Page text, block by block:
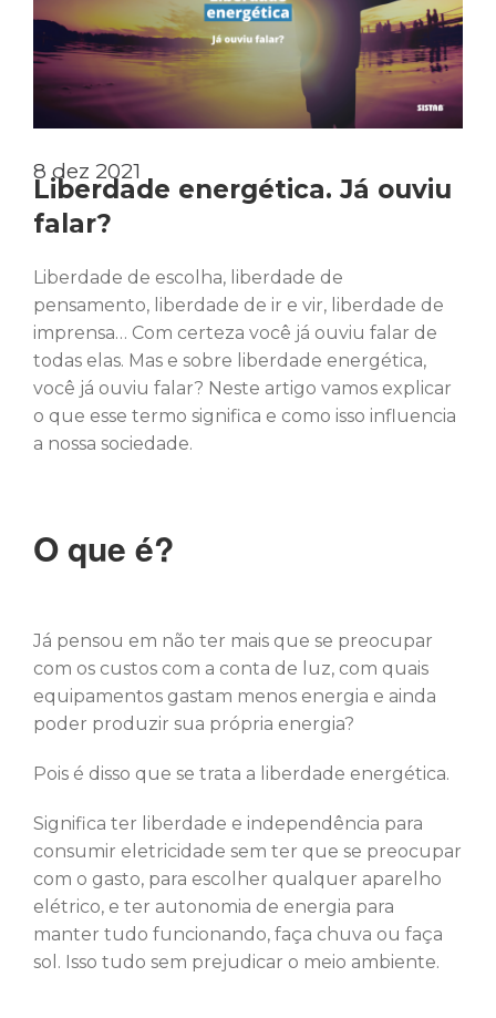
8 dez 2021
Liberdade energética. Já ouviu
falar?
Liberdade de escolha, liberdade de
pensamento, liberdade de ir e vir, liberdade de
imprensa… Com certeza você já ouviu falar de
todas elas. Mas e sobre liberdade energética,
você já ouviu falar? Neste artigo vamos explicar
o que esse termo significa e como isso influencia
a nossa sociedade.
O que é?
Já pensou em não ter mais que se preocupar
com os custos com a conta de luz, com quais
equipamentos gastam menos energia e ainda
poder produzir sua própria energia?
Pois é disso que se trata a liberdade energética.
Significa ter liberdade e independência para
consumir eletricidade sem ter que se preocupar
com o gasto, para escolher qualquer aparelho
elétrico, e ter autonomia de energia para
manter tudo funcionando, faça chuva ou faça
sol. Isso tudo sem prejudicar o meio ambiente.